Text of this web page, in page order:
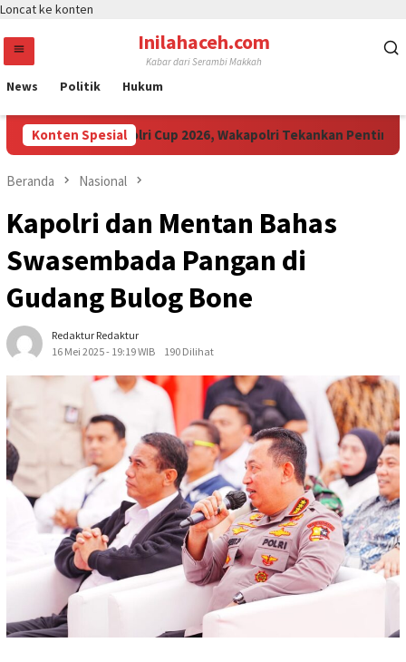
Loncat ke konten
Inilahaceh.com
Kabar dari Serambi Makkah
News Politik Hukum
Konten Spesial
Muda Ikuti Kapolri Cup 2026, Wakapolri Tekankan Pentingnya
Beranda Nasional
Kapolri dan Mentan Bahas
Swasembada Pangan di
Gudang Bulog Bone
Redaktur Redaktur
16 Mei 2025 - 19:19 WIB
190 Dilihat